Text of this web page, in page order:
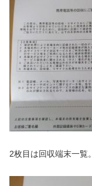
2枚目は回収端末一覧。